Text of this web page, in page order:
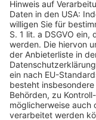
Template
zu erreichen. Die
für diese
Europäische
das Interesse an
innovative, schnell
ups, zu prüfen.
beauftragt, eine